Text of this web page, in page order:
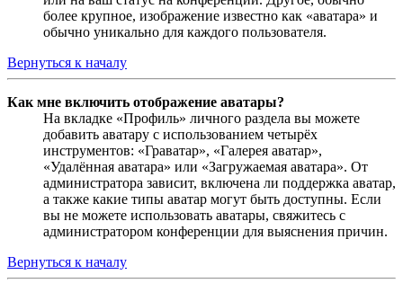
более крупное, изображение известно как «аватара» и
обычно уникально для каждого пользователя.
Вернуться к началу
Как мне включить отображение аватары?
На вкладке «Профиль» личного раздела вы можете
добавить аватару с использованием четырёх
инструментов: «Граватар», «Галерея аватар»,
«Удалённая аватара» или «Загружаемая аватара». От
администратора зависит, включена ли поддержка аватар,
а также какие типы аватар могут быть доступны. Если
вы не можете использовать аватары, свяжитесь с
администратором конференции для выяснения причин.
Вернуться к началу